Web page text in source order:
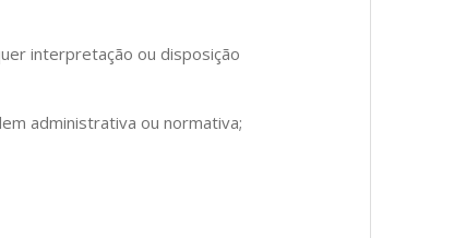
interpretação ou disposição
administrativa ou normativa;